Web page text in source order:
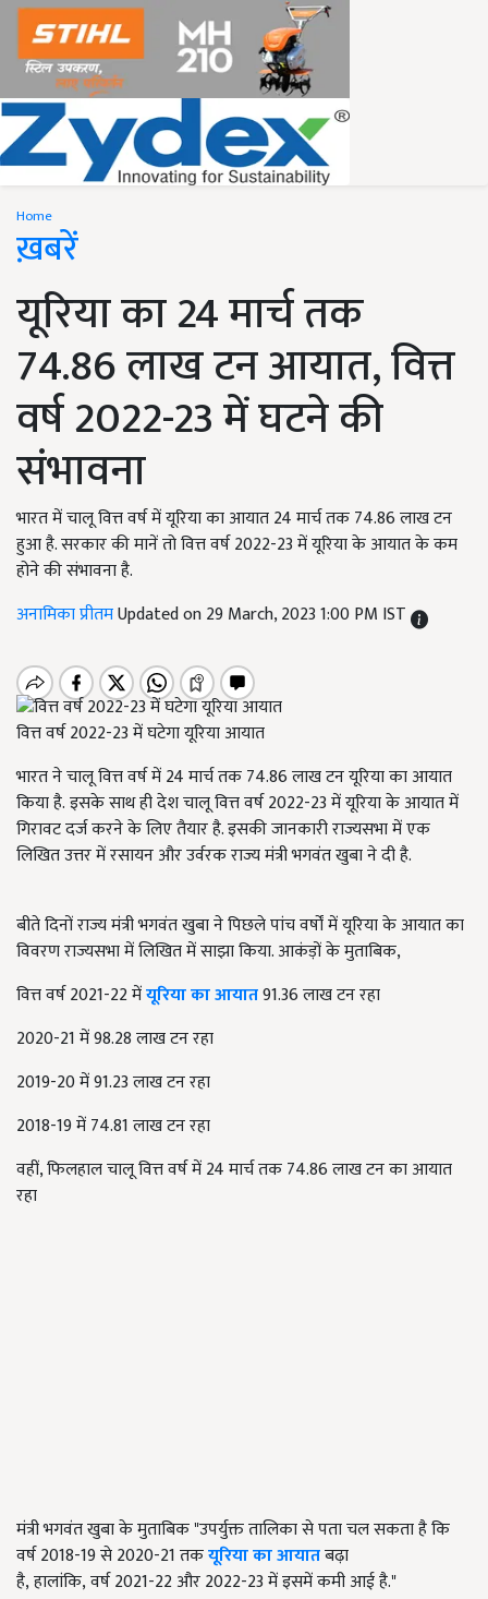
Home
ख़बरें
यूरिया का 24 मार्च तक
74.86 लाख टन आयात, वित्त
वर्ष 2022-23 में घटने की
संभावना
भारत में चालू वित्त वर्ष में यूरिया का आयात 24 मार्च तक 74.86 लाख टन
हुआ है. सरकार की मानें तो वित्त वर्ष 2022-23 में यूरिया के आयात के कम
होने की संभावना है.
अनामिका प्रीतमUpdated on 29 March, 2023 1:00 PM IST
वित्त वर्ष 2022-23 में घटेगा यूरिया आयात
भारत ने चालू वित्त वर्ष में 24 मार्च तक 74.86 लाख टन यूरिया का आयात
किया है.इसके साथ ही देश चालू वित्त वर्ष 2022-23 में यूरिया के आयात में
गिरावट दर्ज करने के लिए तैयार है. इसकी जानकारी राज्यसभा में एक
लिखित उत्तर में रसायन और उर्वरक राज्य मंत्री भगवंत खुबा ने दी है.
बीते दिनों राज्य मंत्री भगवंत खुबा ने पिछले पांच वर्षों में यूरिया के आयात का
विवरण राज्यसभा में लिखित में साझा किया. आकंड़ों के मुताबिक,
वित्त वर्ष 2021-22 मेंयूरिया का आयात91.36 लाख टन रहा
2020-21 में 98.28 लाख टन रहा
2019-20 में 91.23 लाख टन रहा
2018-19 में 74.81 लाख टन रहा
वहीं, फिलहाल चालूवित्त वर्ष में24मार्च तक74.86लाख टन का आयात
रहा
मंत्री भगवंतखुबा के मुताबिक"उपर्युक्त तालिका से पता चल सकता है कि
वर्ष2018-19से2020-21तकयूरिया का आयातबढ़ा
है,हालांकि,वर्ष2021-22और2022-23में इसमें कमी आई है."